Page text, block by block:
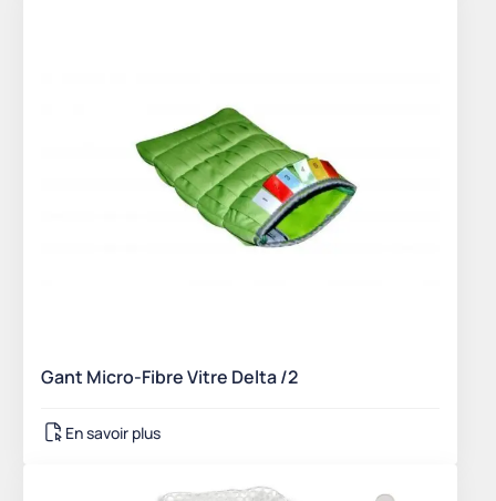
Gant Micro-Fibre Vitre Delta /2
En savoir plus